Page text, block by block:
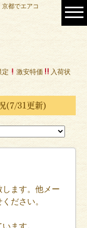
都でエアコ
定 激安特価
入荷状
(7/31更新)
ます。他メー
ださい。